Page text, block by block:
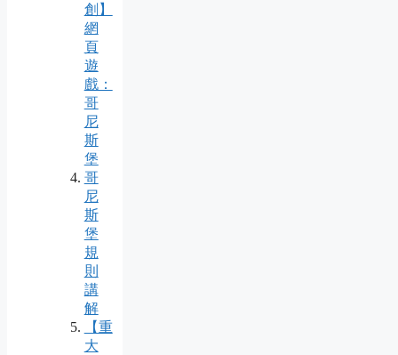
創】
網
頁
遊
戲：
哥
尼
斯
堡
哥
尼
斯
堡
規
則
講
解
【重
大